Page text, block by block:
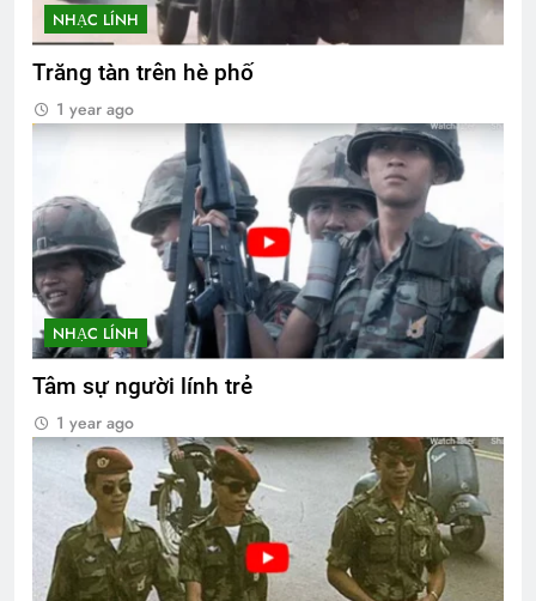
NHẠC LÍNH
Trăng tàn trên hè phố
1 year ago
NHẠC LÍNH
Tâm sự người lính trẻ
1 year ago